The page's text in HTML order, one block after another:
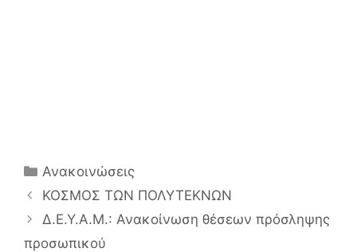
Κατηγορίες
Ανακοινώσεις
Πλοήγηση
άρθρων
ΚΟΣΜΟΣ ΤΩΝ ΠΟΛΥΤΕΚΝΩΝ
Δ.Ε.Υ.Α.Μ.: Ανακοίνωση θέσεων πρόσληψης
προσωπικού